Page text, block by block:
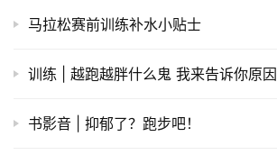
马拉松赛前训练补水小贴士
训练 | 越跑越胖什么鬼 我来告诉你原因
书影音 | 抑郁了？跑步吧！